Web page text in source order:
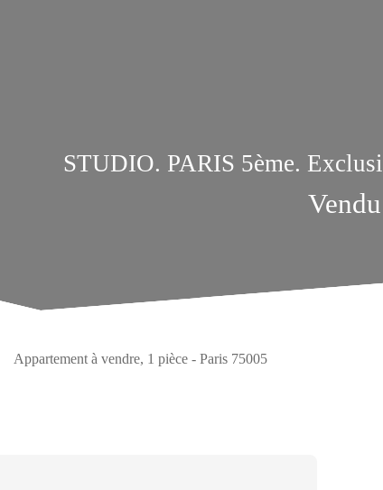
STUDIO. PARIS 5ème.
Vendu
Appartement à vendre, 1 pièce - Paris 75005